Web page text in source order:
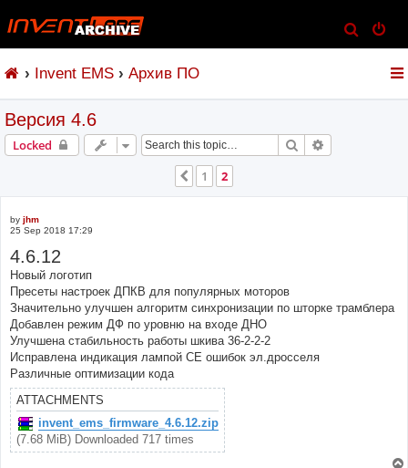
e
Invent EMS Архив ПО
Версия 4.6
Locked Search
Previous
1 2
by jhm
25 Sep 2018 17:29
4.6.12
Новый логотип
Пресеты настроек ДПКВ для популярных моторов
Значительно улучшен алгоритм синхронизации по шторке трамблера
Добавлен режим ДФ по уровню на входе ДНО
Улучшена стабильность работы шкива 36-2-2-2
Исправлена индикация лампой CE ошибок эл.дросселя
Различные оптимизации кода
ATTACHMENTS
invent_ems_firmware_4.6.12.zip
(7.68 MiB) Downloaded 717 times